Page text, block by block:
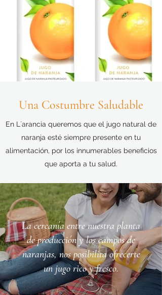
Una Costumbre Saludable
En L´arancia queremos que el jugo natural de
naranja esté siempre presente en tu
alimentación, por los innumerables beneficios
que aporta a tu salud.
La cercanía entre nuestra planta
de producción y los campos de
naranjas, nos posibilita ofrecerte
un jugo rico y fresco.